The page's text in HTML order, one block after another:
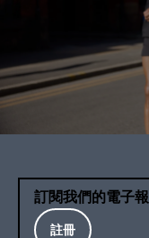
訂閱我們的電子報
註冊